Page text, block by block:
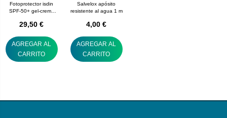
Fotoprotector isdin
SPF-50+ gel-crema
29,50 €
AGREGAR AL
CARRITO
Salvelox apósito
resistente al agua 1 m
4,00 €
AGREGAR AL
CARRITO